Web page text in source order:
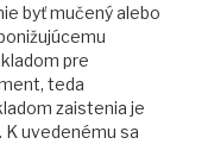
byť mučený alebo
pre
teda
zaistenia je
uvedenému sa